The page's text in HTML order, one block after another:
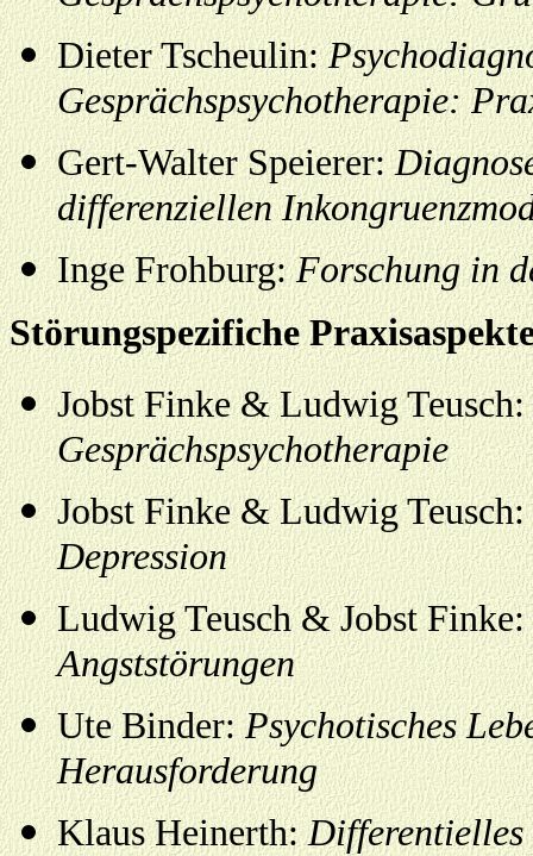
Dieter Tscheulin:
Gesprächspsychotherapie:
Gert-Walter Speierer:
differenziellen
Inge Frohburg:Forschung in
Störungspezifiche
Jobst Finke & Ludwig Teusch:
Gesprächspsychotherapie
Jobst Finke & Ludwig Teusch:
Depression
Ludwig Teusch & Jobst Finke:
Angststörungen
Ute Binder:Psychotisches
Herausforderung
Klaus Heinerth:Differentielles